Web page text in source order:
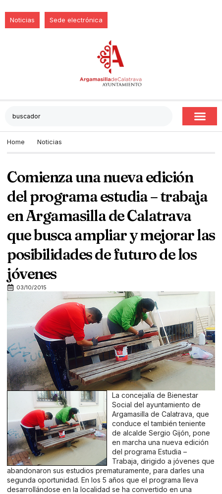
Noticias Sede electrónica
Home Noticias
Comienza una nueva edición
del programa estudia – trabaja
en Argamasilla de Calatrava
que busca ampliar y mejorar las
posibilidades de futuro de los
jóvenes
03/10/2015
La concejalía de Bienestar
Social del ayuntamiento de
Argamasilla de Calatrava, que
conduce el también teniente
de alcalde Sergio Gijón, pone
en marcha una nueva edición
del programa Estudia –
Trabaja, dirigido a jóvenes que
abandonaron sus estudios prematuramente, para darles una
segunda oportunidad. En los 5 años que el programa lleva
desarrollándose en la localidad se ha convertido en una